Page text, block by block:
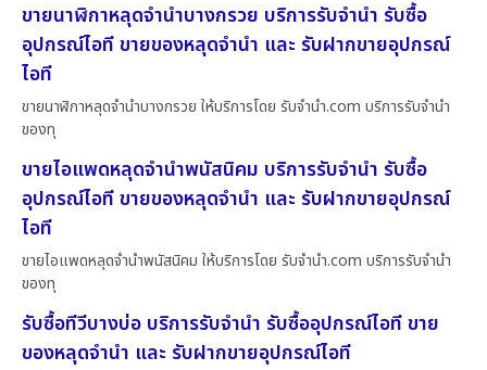
ขายนาฬิกาหลุดจำนำบางกรวย บริการรับจำนำ รับซื้อ
อุปกรณ์ไอที ขายของหลุดจำนำ และ รับฝากขายอุปกรณ์
ไอที
ขายนาฬิกาหลุดจำนำบางกรวย ให้บริการโดย รับจํานํา.com บริการรับจำนำ
ของทุ
ขายไอแพดหลุดจำนำพนัสนิคม บริการรับจำนำ รับซื้อ
อุปกรณ์ไอที ขายของหลุดจำนำ และ รับฝากขายอุปกรณ์
ไอที
ขายไอแพดหลุดจำนำพนัสนิคม ให้บริการโดย รับจํานํา.com บริการรับจำนำ
ของทุ
รับซื้อทีวีบางบ่อ บริการรับจำนำ รับซื้ออุปกรณ์ไอที ขาย
ของหลุดจำนำ และ รับฝากขายอุปกรณ์ไอที